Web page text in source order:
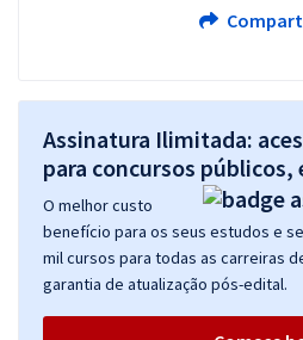
Assinatura Ilimitada:
para concursos públicos,
O melhor custo
benefício para os seus estudos e
mil cursos para todas as carreiras
garantia de atualização pós-edital.